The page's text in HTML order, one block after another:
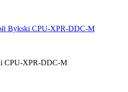
CPU-XPR-DDC-M